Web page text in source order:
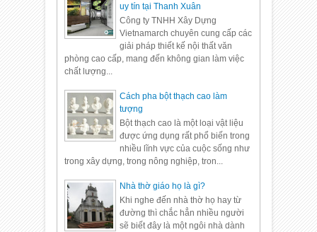
uy tín tại Thanh Xuân
Công ty TNHH Xây Dựng
Vietnamarch chuyên cung cấp các
giải pháp thiết kế nội thất văn
phòng cao cấp, mang đến không gian làm việc
chất lượng...
Cách pha bột thạch cao làm
tượng
Bột thạch cao là một loại vật liệu
được ứng dụng rất phổ biến trong
nhiều lĩnh vực của cuộc sống như
trong xây dựng, trong nông nghiệp, tron...
Nhà thờ giáo họ là gì?
Khi nghe đến nhà thờ họ hay từ
đường thì chắc hẳn nhiều người
sẽ biết đây là một ngôi nhà dành